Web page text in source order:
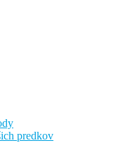
predkov